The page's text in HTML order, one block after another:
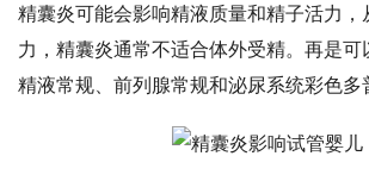
精囊炎可能会影响精液质量和精子活力，
力，精囊炎通常不适合体外受精。再是可
精液常规、前列腺常规和泌尿系统彩色多
治疗期间，饮食清淡，戒烟，戒酒，辛辣